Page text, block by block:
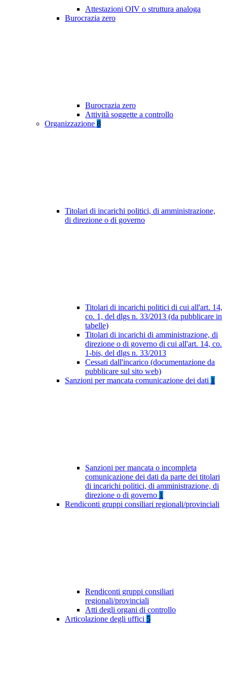
Attestazioni OIV o struttura analoga
Burocrazia zero
Burocrazia zero
Attività soggette a controllo
Organizzazione 8
Titolari di incarichi politici, di amministrazione,
di direzione o di governo
Titolari di incarichi politici di cui all'art. 14,
co. 1, del dlgs n. 33/2013 (da pubblicare in
tabelle)
Titolari di incarichi di amministrazione, di
direzione o di governo di cui all'art. 14, co.
1-bis, del dlgs n. 33/2013
Cessati dall'incarico (documentazione da
pubblicare sul sito web)
Sanzioni per mancata comunicazione dei dati 1
Sanzioni per mancata o incompleta
comunicazione dei dati da parte dei titolari
di incarichi politici, di amministrazione, di
direzione o di governo 1
Rendiconti gruppi consiliari regionali/provinciali
Rendiconti gruppi consiliari
regionali/provinciali
Atti degli organi di controllo
Articolazione degli uffici 5